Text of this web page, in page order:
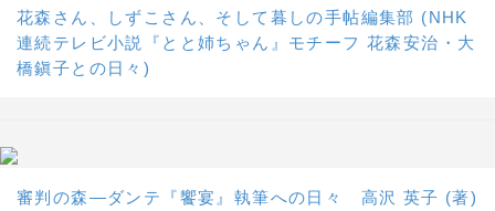
花森さん、しずこさん、そして暮しの手帖編集部 (NHK
連続テレビ小説『とと姉ちゃん』モチーフ 花森安治・大
橋鎭子との日々)
審判の森―ダンテ『饗宴』執筆への日々 高沢 英子 (著)